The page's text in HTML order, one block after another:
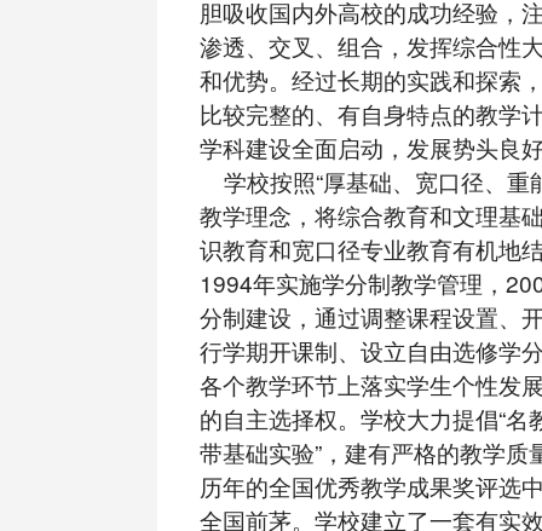
胆吸收国内外高校的成功经验，
渗透、交叉、组合，发挥综合性
和优势。经过长期的实践和探索
比较完整的、有自身特点的教学
学科建设全面启动，发展势头良
学校按照“厚基础、宽口径、重
教学理念，将综合教育和文理基
识教育和宽口径专业教育有机地
1994年实施学分制教学管理，
分制建设，通过调整课程设置、
行学期开课制、设立自由选修学
各个教学环节上落实学生个性发
的自主选择权。学校大力提倡“名
带基础实验”，建有严格的教学质
历年的全国优秀教学成果奖评选
全国前茅。学校建立了一套有实